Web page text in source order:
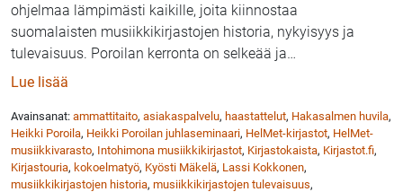
ohjelmaa lämpimästi kaikille, joita kiinnostaa
suomalaisten musiikkikirjastojen historia, nykyisyys ja
tulevaisuus. Poroilan kerronta on selkeää ja …
Lue lisää
Avainsanat: ammattitaito, asiakaspalvelu, haastattelut, Hakasalmen huvila,
Heikki Poroila, Heikki Poroilan juhlaseminaari, HelMet-kirjastot, HelMet-
musiikkivarasto, Intohimona musiikkikirjastot, Kirjastokaista, Kirjastot.fi,
Kirjastouria, kokoelmatyö, Kyösti Mäkelä, Lassi Kokkonen,
musiikkikirjastojen historia, musiikkikirjastojen tulevaisuus,